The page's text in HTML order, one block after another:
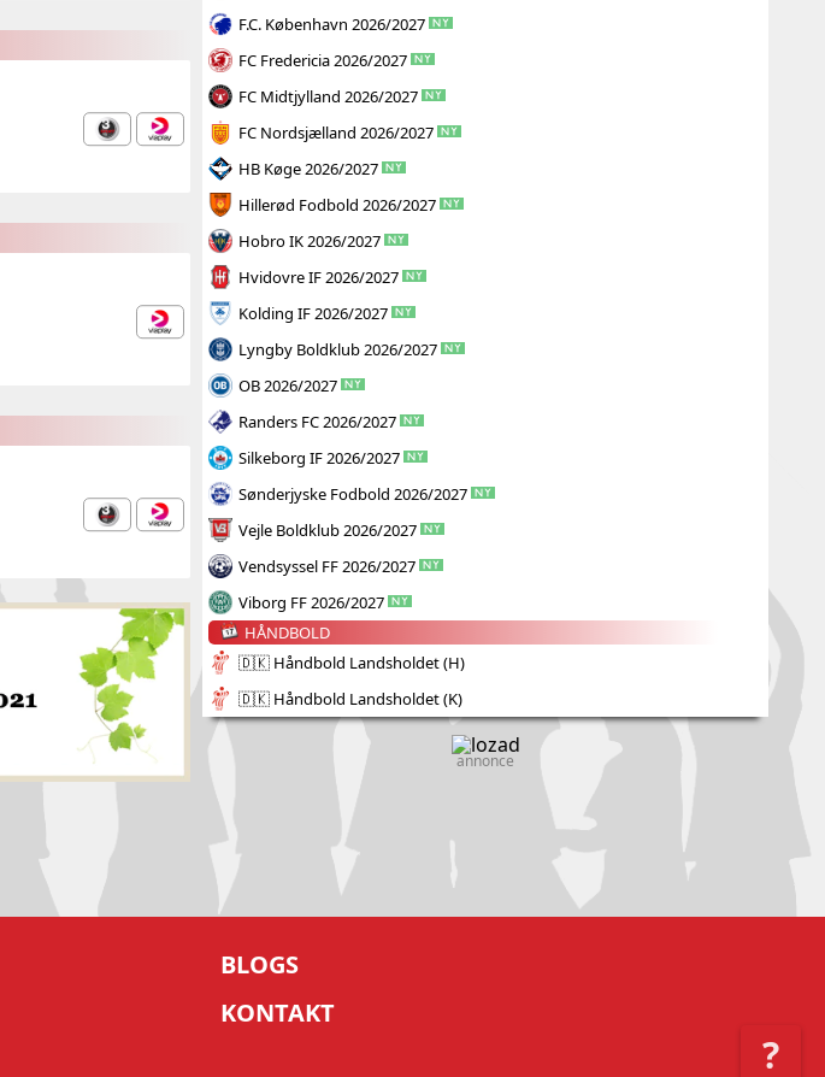
?
F.C. København 2026/2027
FC Fredericia 2026/2027
FC Midtjylland 2026/2027
FC Nordsjælland 2026/2027
HB Køge 2026/2027
Hillerød Fodbold 2026/2027
Hobro IK 2026/2027
Hvidovre IF 2026/2027
Kolding IF 2026/2027
Lyngby Boldklub 2026/2027
OB 2026/2027
Randers FC 2026/2027
Silkeborg IF 2026/2027
Sønderjyske Fodbold 2026/2027
Vejle Boldklub 2026/2027
Vendsyssel FF 2026/2027
Viborg FF 2026/2027
HÅNDBOLD
🇩🇰 Håndbold Landsholdet (H)
🇩🇰 Håndbold Landsholdet (K)
annonce
BLOGS
KONTAKT